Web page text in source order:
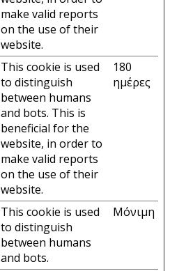
make valid reports
on the use of their
website.
This cookie is used
to distinguish
between humans
and bots. This is
beneficial for the
website, in order to
make valid reports
on the use of their
website.
180
ημέρες
This cookie is used
to distinguish
between humans
and bots.
Μόνιμη